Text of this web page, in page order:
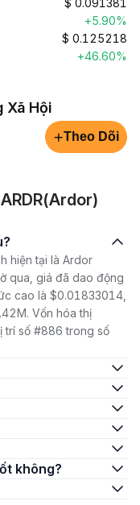
$ 0.091381
+5.90%
$ 0.125218
+46.60%
Xã Hội
+Theo Dõi
hiện tại là Ardor
qua, giá đã dao động
cao là $0.01833014,
Vốn hóa thị
trí số #886 trong số
không?